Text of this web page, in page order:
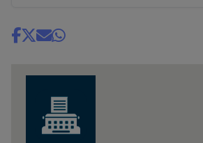
Share